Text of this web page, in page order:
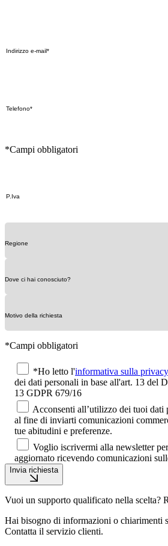
*Campi obbligatori
*Campi obbligatori
*Ho letto l'informativa sulla privacy
dei dati personali in base all'art. 13 del
13 GDPR 679/16
Acconsenti all’utilizzo dei tuoi
al fine di inviarti comunicazioni
tue abitudini e preferenze.
Voglio iscrivermi alla newsletter
aggiornato ricevendo comunicazioni
Invia richiesta
Vuoi un supporto qualificato nella scelta?
Hai bisogno di informazioni o chiarimenti
Contatta il servizio clienti.